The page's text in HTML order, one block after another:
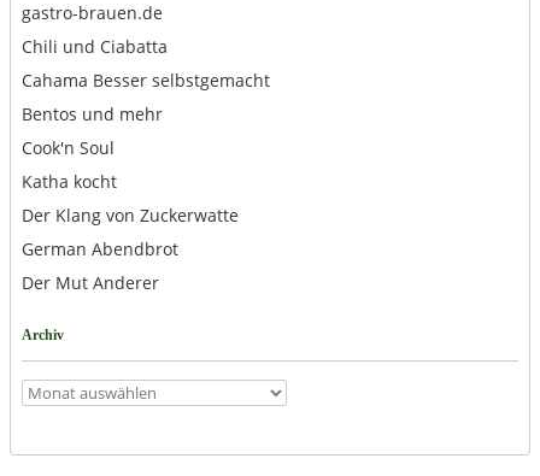
gastro-brauen.de
Chili und Ciabatta
Cahama Besser selbstgemacht
Bentos und mehr
Cook'n Soul
Katha kocht
Der Klang von Zuckerwatte
German Abendbrot
Der Mut Anderer
Archiv
Archiv